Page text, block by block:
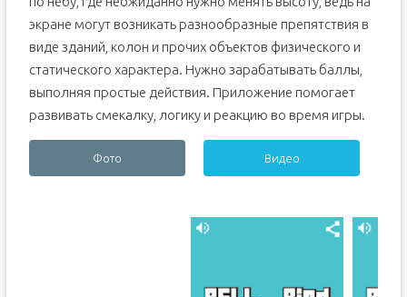
экране могут возникать разнообразные препятствия в
виде зданий, колон и прочих объектов физического и
статического характера. Нужно зарабатывать баллы,
выполняя простые действия. Приложение помогает
развивать смекалку, логику и реакцию во время игры.
Фото Видео